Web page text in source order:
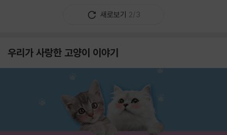
새로보기 2/3
우리가 사랑한 고양이 이야기